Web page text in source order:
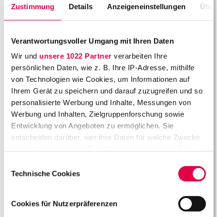
Zustimmung Details Anzeigeneinstellungen
Verantwortungsvoller Umgang mit Ihren Daten
Wir und unsere 1022 Partner verarbeiten Ihre
persönlichen Daten, wie z. B. Ihre IP-Adresse, mithilfe
von Technologien wie Cookies, um Informationen auf
Ihrem Gerät zu speichern und darauf zuzugreifen und so
personalisierte Werbung und Inhalte, Messungen von
Werbung und Inhalten, Zielgruppenforschung sowie
Entwicklung von Angeboten zu ermöglichen. Sie
entscheiden darüber, wer Ihre Daten für welche Zwecke
Trigger Symbol ändern oder widerrufen
Informationen über Ihre geografische Lage
Technische Cookies
Cookies für Nutzerpräferenzen
2
9
r
k
f
u
rt
a
m
M